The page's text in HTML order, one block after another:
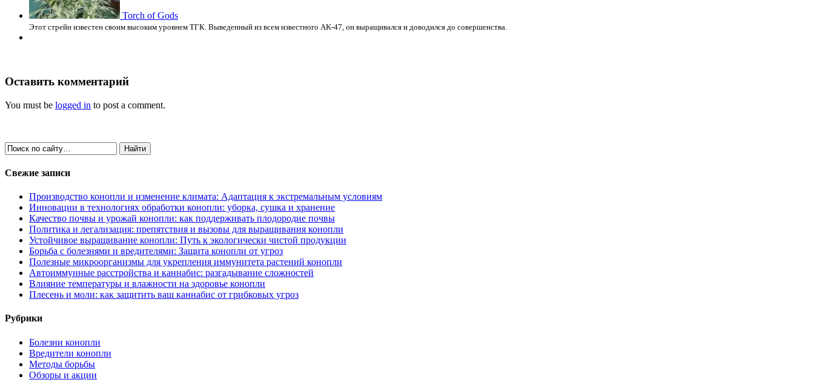
Torch of Gods
Этот стрейн известен своим высоким уровнем ТГК. Выведенный из всем известного AK-47, он выращивался и доводился до совершенства.
Оставить комментарий
You must be logged in to post a comment.
Свежие записи
Производство конопли и изменение климата: Адаптация к экстремальным условиям
Инновации в технологиях обработки конопли: уборка, сушка и хранение
Качество почвы и урожай конопли: как поддерживать плодородие почвы
Политика и легализация: препятствия и вызовы для выращивания конопли
Устойчивое выращивание конопли: Путь к экологически чистой продукции
Борьба с болезнями и вредителями: Защита конопли от угроз
Полезные микроорганизмы для укрепления иммунитета растений конопли
Автоиммунные расстройства и каннабис: разгадывание сложностей
Влияние температуры и влажности на здоровье конопли
Плесень и моли: как защитить ваш каннабис от грибковых угроз
Рубрики
Болезни конопли
Вредители конопли
Методы борьбы
Обзоры и акции